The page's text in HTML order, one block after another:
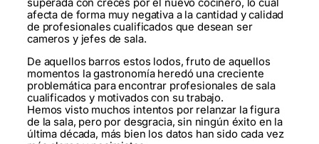
superada con creces por el nuevo cocinero, lo cual
afecta de forma muy negativa a la cantidad y calidad
de profesionales cualificados que desean ser
cameros y jefes de sala.
De aquellos barros estos lodos, fruto de aquellos
momentos la gastronomía heredó una creciente
problemática para encontrar profesionales de sala
cualificados y motivados con su trabajo.
Hemos visto muchos intentos por relanzar la figura
de la sala, pero por desgracia, sin ningún éxito en la
última década, más bien los datos han sido cada vez